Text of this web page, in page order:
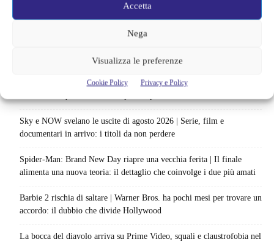
Accetta
Nega
Visualizza le preferenze
Cookie Policy Privacy e Policy
Ready Player Two torna a dare segnali di vita | Zak Penn conferma il
Sky e NOW svelano le uscite di agosto 2026 | Serie, film e
documentari in arrivo: i titoli da non perdere
Spider-Man: Brand New Day riapre una vecchia ferita | Il finale
alimenta una nuova teoria: il dettaglio che coinvolge i due più amati
Barbie 2 rischia di saltare | Warner Bros. ha pochi mesi per trovare un
accordo: il dubbio che divide Hollywood
La bocca del diavolo arriva su Prime Video, squali e claustrofobia nel